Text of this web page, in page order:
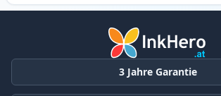
3 Jahre Garantie